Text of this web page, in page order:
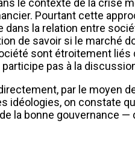
le contexte de la
Pourtant cette
dans la relation entre
de savoir si le marché
sont étroitement
participe pas à la
par le moyen
idéologies, on constate
la bonne gouvernance